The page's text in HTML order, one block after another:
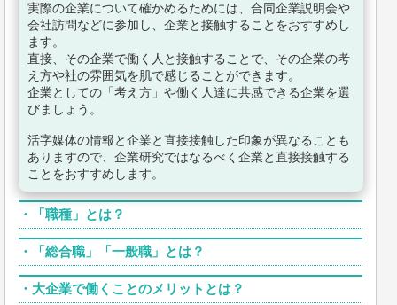
実際の企業について確かめるためには、合同企業説明会や
会社訪問などに参加し、企業と接触することをおすすめし
ます。
直接、その企業で働く人と接触することで、その企業の考
え方や社の雰囲気を肌で感じることができます。
企業としての「考え方」や働く人達に共感できる企業を選
びましょう。
活字媒体の情報と企業と直接接触した印象が異なることも
ありますので、企業研究ではなるべく企業と直接接触する
ことをおすすめします。
・ 「職種」とは？
・ 「総合職」「一般職」とは？
・ 大企業で働くことのメリットとは？